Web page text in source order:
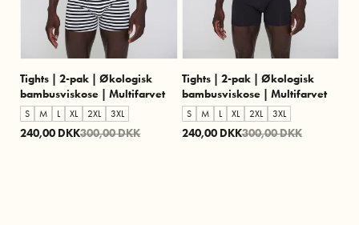
Tights | 2-pak | Økologisk
bambusviskose | Multifarvet
S M L XL 2XL 3XL
240,00 DKK300,00 DKK
Tights | 2-pak | Økologisk
bambusviskose | Multifarvet
S M L XL 2XL 3XL
240,00 DKK300,00 DKK